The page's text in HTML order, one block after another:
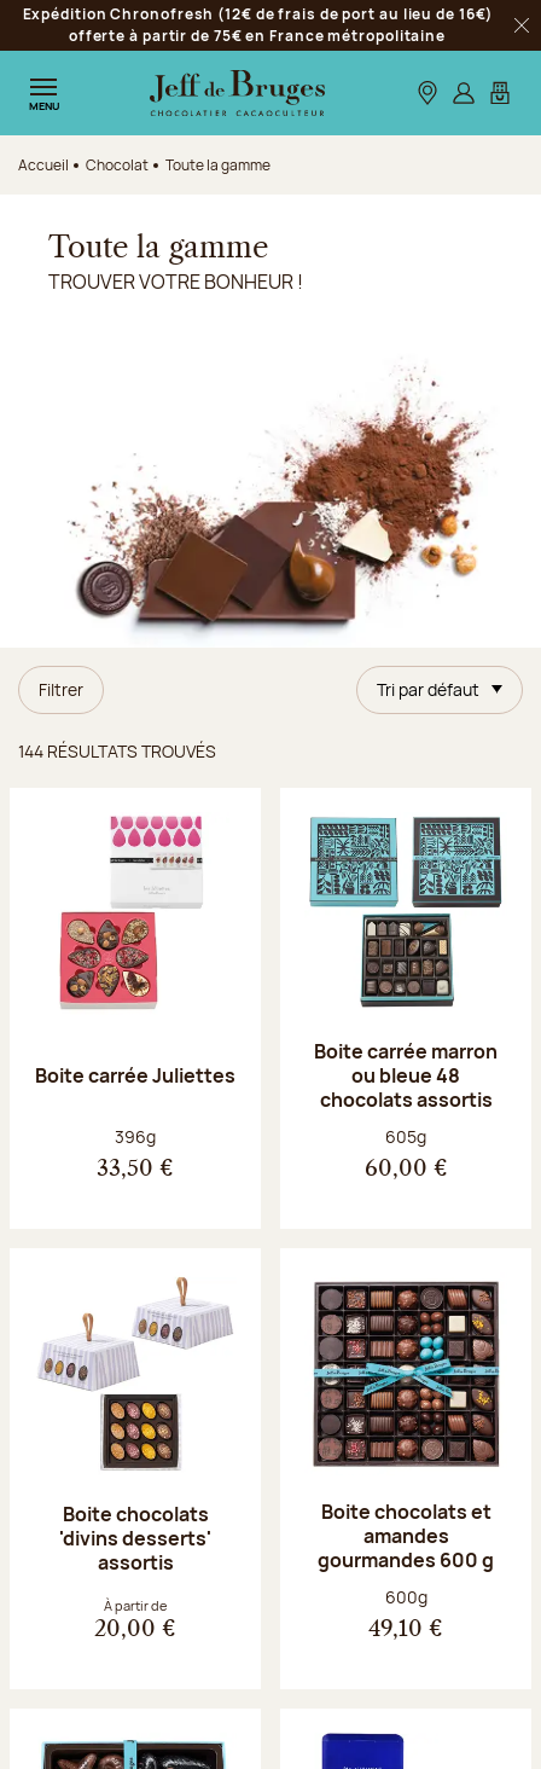
Aller à la navigation
Aller au contenu principal
Aller au pied de page
Expédition Chronofresh (12€ de frais de port au lieu de 16€)
offerte à partir de 75€ en France métropolitaine
MENU Nos boutiques
S’identifier
Mon
Accueil Chocolat Toute la gamme
Toute la gamme
TROUVER VOTRE BONHEUR !
Filtrer Tri par défaut
144 RÉSULTATS TROUVÉS
Boite carrée Juliettes
Poids net :
396g
33,50 €
Boite carrée marron
ou bleue 48
chocolats assortis
Poids net :
605g
60,00 €
Boite chocolats
'divins desserts'
assortis
À partir de
20,00 €
Boite chocolats et
amandes
gourmandes 600 g
Poids net :
600g
49,10 €